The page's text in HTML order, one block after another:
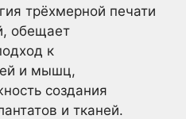
трёхмерной печати
обещает
к
и мышц,
создания
и тканей.